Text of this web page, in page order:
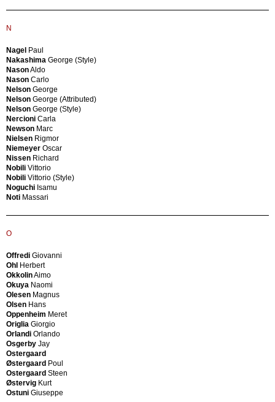
Knoll
Fontana
Lucio
Fontana
Lucio
(École)
Fontana
Lucio
(École)
Forcolini
Carlo
Förderer
Walter
Maria
Forlani
Marisa
Frank
Josef
Frank
Josef
(Attributed)
Frankl
Paul
(Style)
Frattini
Frattini
Gianfranco
Frattini
Gianfranco
(Attribuée)
Freeman
IMB
India
Neota
Ingo
Maurer
Integra
IPE
Irving
Harper
ISA
ISA
(style)
Istituto
d'Arte
Isernia
Italian
Brasileira
Italy
J
J.
Luber
AG
J.L.
Møllers
Jacques
Blin
Jaeger
N
Nagel Paul
Nakashima George (Style)
NasonAldo
Nason Carlo
Nelson George
Nelson George (Attributed)
Nelson George (Style)
Nercioni Carla
Newson Marc
Nielsen Rigmor
Niemeyer Oscar
Nissen Richard
Nobili Vittorio
Nobili Vittorio (Style)
Noguchi Isamu
Noti Massari
O
Offredi Giovanni
Ohl Herbert
OkkolinAimo
Okuya Naomi
Olesen Magnus
Olsen Hans
Oppenheim Meret
Origlia Giorgio
Orlandi Orlando
Osgerby Jay
Ostergaard
Østergaard Poul
Ostergaard Steen
Østervig Kurt
Ostuni Giuseppe